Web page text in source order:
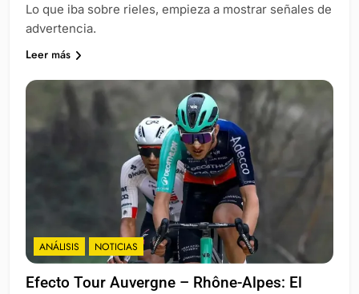
Lo que iba sobre rieles, empieza a mostrar señales de
advertencia.
Leer más
ANÁLISIS NOTICIAS
Efecto Tour Auvergne – Rhône-Alpes: El